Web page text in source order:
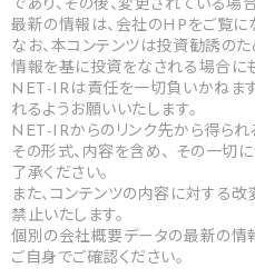
であり、その後、変更されている場
最新の情報は、会社のHPをご覧に
なお、本コンテンツは投資勧誘の
情報を基に投資をなされる場合にも
NET-IRは責任を一切負いかねま
れるようお願いいたします。
NET-IRからのリンク先から得ら
その形式、内容を含め、 その一切
了承ください。
また、コンテンツの内容に対する
禁止いたします。
個別の会社概要データの最新の情
ご自身でご確認ください。